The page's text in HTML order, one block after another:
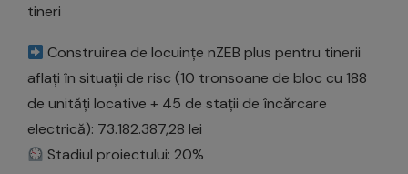
tineri
Construirea de locuințe nZEB plus pentru tinerii
aflați în situații de risc (10 tronsoane de bloc cu 188
de unități locative + 45 de stații de încărcare
electrică): 73.182.387,28 lei
Stadiul proiectului: 20%